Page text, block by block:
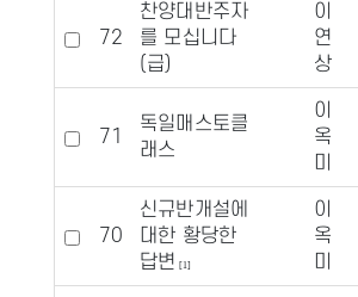
72
찬양대반주자
를 모십니다
(급)
이
연
상
71
독일매스토클
래스
이
옥
미
70
신규반개설에
대한 황당한
답변 [1]
이
옥
미